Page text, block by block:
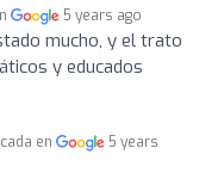
5 years ago
mucho, y el trato
y educados
en
5 years